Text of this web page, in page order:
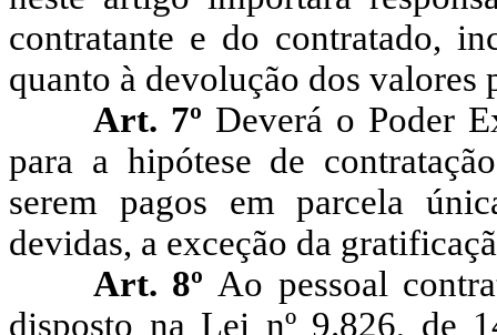
contratante e do contratado,
quanto à devolução dos valores
Art. 7º Deverá o Poder
para a hipótese de
serem pagos em parcela
devidas, a exceção da
Art. 8º Ao pessoal
disposto na Lei nº 9.826, de